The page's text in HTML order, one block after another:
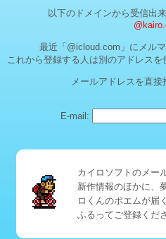
以下のドメインから受信出
最近「@icloud.com」にメル
これから登録する人は別のアドレスを
メールアドレスを直
E-mail:
カイロソフトのメー
新作情報のほかに、
ロくんのポエムが届
ふるってご登録くだ